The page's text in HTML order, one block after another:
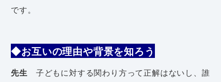
です。
◆お互いの理由や背景を知ろう
先生 子どもに対する関わり方って正解はないし、誰